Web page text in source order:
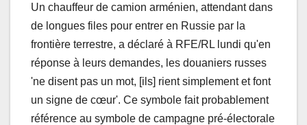
Un chauffeur de camion arménien, attendant dans
de longues files pour entrer en Russie par la
frontière terrestre, a déclaré à RFE/RL lundi qu'en
réponse à leurs demandes, les douaniers russes
'ne disent pas un mot, [ils] rient simplement et font
un signe de cœur'. Ce symbole fait probablement
référence au symbole de campagne pré-électorale